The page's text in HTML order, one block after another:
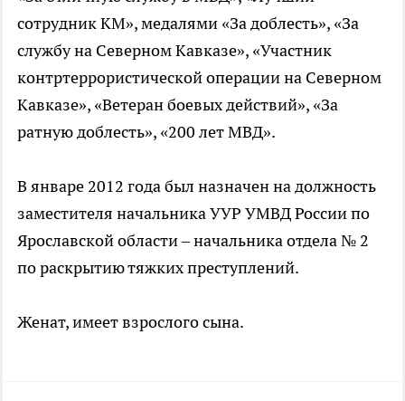
сотрудник КМ», медалями «За доблесть», «За
службу на Северном Кавказе», «Участник
контртеррористической операции на Северном
Кавказе», «Ветеран боевых действий», «За
ратную доблесть», «200 лет МВД».
В январе 2012 года был назначен на должность
заместителя начальника УУР УМВД России по
Ярославской области – начальника отдела № 2
по раскрытию тяжких преступлений.
Женат, имеет взрослого сына.